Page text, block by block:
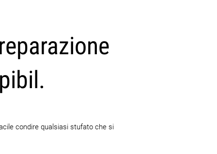
condire qualsiasi stufato che si